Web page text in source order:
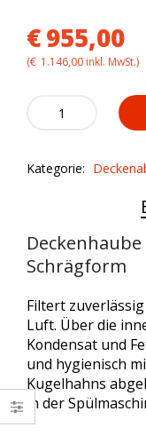
€955,00
(€ 1.146,00 inkl. MwSt.)
Deckenabzugshaube
quantity
Kategorie:
Schrägform
Filtert
Luft. Über die
Kondensat und
und hygienisch
Kugelhahns
in der